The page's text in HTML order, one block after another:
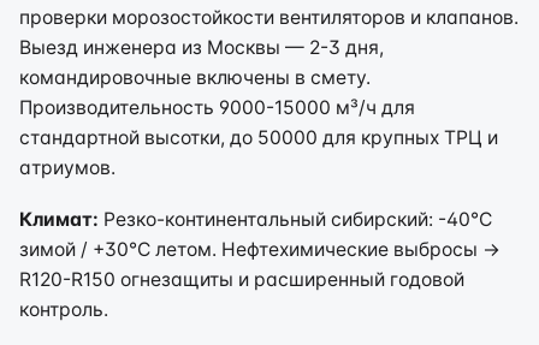
проверки морозостойкости вентиляторов и клапанов.
Выезд инженера из Москвы — 2-3 дня,
командировочные включены в смету.
Производительность 9000-15000 м³/ч для
стандартной высотки, до 50000 для крупных ТРЦ и
атриумов.
Климат: Резко-континентальный сибирский: -40°C
зимой / +30°C летом. Нефтехимические выбросы →
R120-R150 огнезащиты и расширенный годовой
контроль.